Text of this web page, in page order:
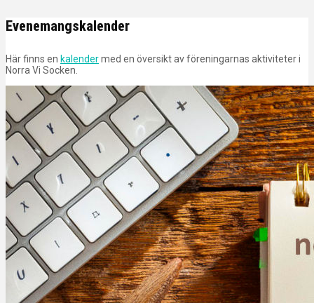
Evenemangskalender
Här finns en kalendermed en översikt av föreningarnas aktiviteter i
Norra Vi Socken.